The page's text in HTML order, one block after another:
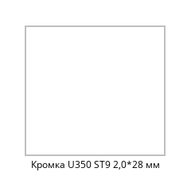
Кромка U350 ST9 2,0*28 мм